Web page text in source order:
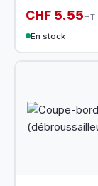
CHF 5.55HT
En stock